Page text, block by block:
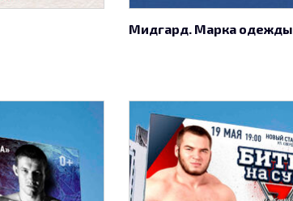
Мидгард. Марка одежды